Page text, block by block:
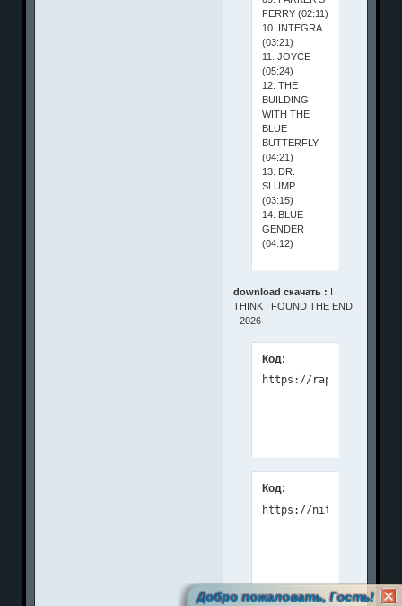
FERRY (02:11)
10. INTEGRA
(03:21)
11. JOYCE
(05:24)
12. THE
BUILDING
WITH THE
BLUE
BUTTERFLY
(04:21)
13. DR.
SLUMP
(03:15)
14. BLUE
GENDER
(04:12)
download скачать :
THINK I FOUND THE END
- 2026
Код:
Код:
Добро пожаловать, Гость!